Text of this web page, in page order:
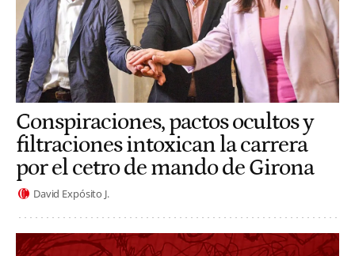
Conspiraciones, pactos ocultos y
filtraciones intoxican la carrera
por el cetro de mando de Girona
David Expósito J.